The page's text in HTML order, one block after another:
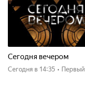
Сегодня вечером
Сегодня в 14:35 • Первый